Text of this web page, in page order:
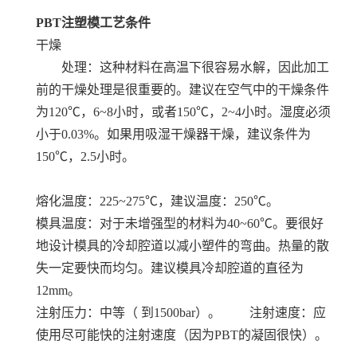
PBT注塑模工艺条件
干燥
处理：这种材料在高温下很容易水解，因此加工
前的干燥处理是很重要的。建议在空气中的干燥条件
为120℃，6~8小时，或者150℃，2~4小时。湿度必须
小于0.03%。如果用吸湿干燥器干燥，建议条件为
150℃，2.5小时。
熔化温度：225~275℃，建议温度：250℃。
模具温度：对于未增强型的材料为40~60℃。要很好
地设计模具的冷却腔道以减小塑件的弯曲。热量的散
失一定要快而均匀。建议模具冷却腔道的直径为
12mm。
注射压力：中等（ 到1500bar）。 注射速度：应
使用尽可能快的注射速度（因为PBT的凝固很快）。